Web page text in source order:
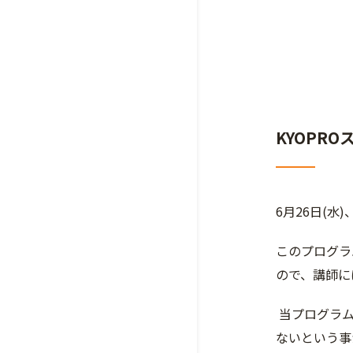
KYOPRO
6月26日(水)
このプログ
ので、講師
当プログラ
ないという